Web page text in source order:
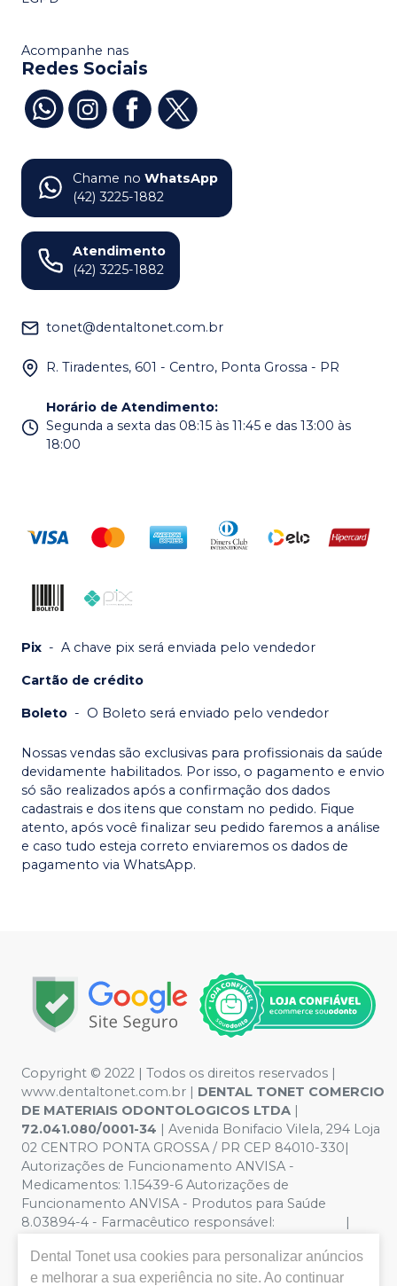
Acompanhe nas
Redes Sociais
Chame no WhatsApp
(42) 3225-1882
Atendimento
(42) 3225-1882
tonet@dentaltonet.com.br
R. Tiradentes, 601 - Centro, Ponta Grossa - PR
Horário de Atendimento:
Segunda a sexta das 08:15 às 11:45 e das 13:00 às
18:00
Pix - A chave pix será enviada pelo vendedor
Cartão de crédito
Boleto - O Boleto será enviado pelo vendedor
Nossas vendas são exclusivas para profissionais da saúde
devidamente habilitados. Por isso, o pagamento e envio
só são realizados após a confirmação dos dados
cadastrais e dos itens que constam no pedido. Fique
atento, após você finalizar seu pedido faremos a análise
e caso tudo esteja correto enviaremos os dados de
pagamento via WhatsApp.
Copyright © 2022 | Todos os direitos reservados |
www.dentaltonet.com.br | DENTAL TONET COMERCIO
DE MATERIAIS ODONTOLOGICOS LTDA |
72.041.080/0001-34 | Avenida Bonifacio Vilela, 294 Loja
02 CENTRO PONTA GROSSA / PR CEP 84010-330|
Autorizações de Funcionamento ANVISA -
Medicamentos: 1.15439-6 Autorizações de
Funcionamento ANVISA - Produtos para Saúde
8.03894-4 - Farmacêutico responsável: |
ilustrativas - Os preços e condições da loja virtual estão
sujeitos a alterações. Em caso de divergência de preços
Dental Tonet usa cookies para personalizar anúncios
e melhorar a sua experiência no site. Ao continuar